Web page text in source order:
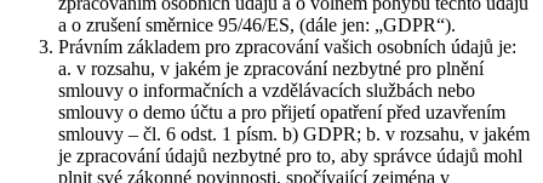
a o zrušení směrnice 95/46/ES, (dále jen: „GDPR“).
Právním základem pro zpracování vašich osobních údajů je:
a. v rozsahu, v jakém je zpracování nezbytné pro plnění
smlouvy o informačních a vzdělávacích službách nebo
smlouvy o demo účtu a pro přijetí opatření před uzavřením
smlouvy – čl. 6 odst. 1 písm. b) GDPR; b. v rozsahu, v jakém
je zpracování údajů nezbytné pro to, aby správce údajů mohl
plnit své zákonné povinnosti, spočívající zejména v